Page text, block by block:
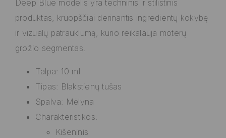
Deep Blue modelis yra techninis ir stilistinis
produktas, kruopščiai derinantis ingredientų kokybę
ir vizualų patrauklumą, kurio reikalauja moterų
grožio segmentas.
Talpa: 10 ml
Tipas: Blakstienų tušas
Spalva: Mėlyna
Charakteristikos:
Kišeninis